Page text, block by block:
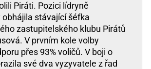
Piráti. Pozici lídryně
obhájila stávající šéfka
zastupitelského klubu Pirátů
V prvním kole volby
přes 93% voličů. V boji o
své dva vyzyvatele z řad